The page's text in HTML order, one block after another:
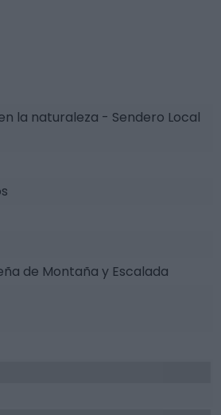
la naturaleza - Sendero Local
de Montaña y Escalada